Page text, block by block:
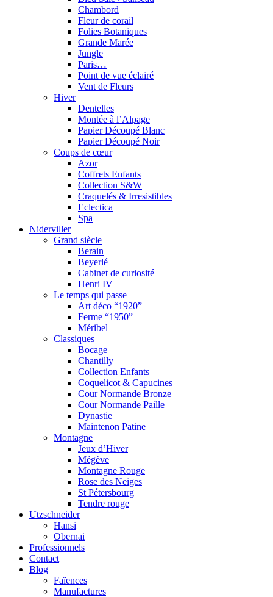
Chambord
Fleur de corail
Folies Botaniques
Grande Marée
Jungle
Paris…
Point de vue éclairé
Vent de Fleurs
Hiver
Dentelles
Montée à l’Alpage
Papier Découpé Blanc
Papier Découpé Noir
Coups de cœur
Azor
Coffrets Enfants
Collection S&W
Craquelés & Irresistibles
Eclectica
Spa
Niderviller
Grand siècle
Berain
Beyerlé
Cabinet de curiosité
Henri IV
Le temps qui passe
Art déco “1920”
Ferme “1950”
Méribel
Classiques
Bocage
Chantilly
Collection Enfants
Coquelicot & Capucines
Cour Normande Bronze
Cour Normande Paille
Dynastie
Maintenon Patine
Montagne
Jeux d’Hiver
Mégève
Montagne Rouge
Rose des Neiges
St Pétersbourg
Tendre rouge
Utzschneider
Hansi
Obernai
Professionnels
Contact
Blog
Faïences
Manufactures